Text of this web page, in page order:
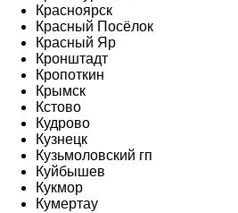
Красноярск
Красный Посёлок
Красный Яр
Кронштадт
Кропоткин
Крымск
Кстово
Кудрово
Кузнецк
Кузьмоловский гп
Куйбышев
Кукмор
Кумертау